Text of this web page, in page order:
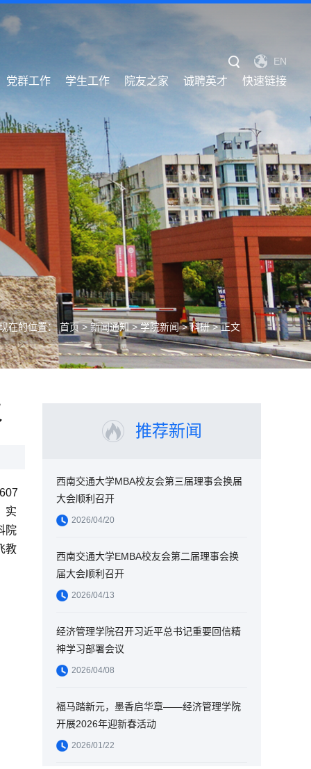
EN
党群工作 学生工作 院友之家 诚聘英才 快速链接
在的位置：首页>新闻通知>学院新闻>科研> 正文
实
院
教
推荐新闻
西南交通大学MBA校友会第三届理事会换届
大会顺利召开
2026/04/20
西南交通大学EMBA校友会第二届理事会换
届大会顺利召开
2026/04/13
经济管理学院召开习近平总书记重要回信精
神学习部署会议
2026/04/08
福马踏新元，墨香启华章——经济管理学院
开展2026年迎新春活动
2026/01/22